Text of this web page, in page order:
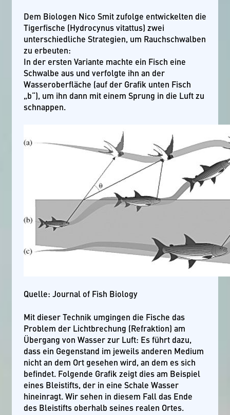
Dem Biologen Nico Smit zufolge entwickelten die
Tigerfische (Hydrocynus vitattus) zwei
unterschiedliche Strategien, um Rauchschwalben
zu erbeuten:
In der ersten Variante machte ein Fisch eine
Schwalbe aus und verfolgte ihn an der
Wasseroberfläche (auf der Grafik unten Fisch
„b“), um ihn dann mit einem Sprung in die Luft zu
schnappen.
Quelle: Journal of Fish Biology
Mit dieser Technik umgingen die Fische das
Problem der Lichtbrechung (Refraktion) am
Übergang von Wasser zur Luft: Es führt dazu,
dass ein Gegenstand im jeweils anderen Medium
nicht an dem Ort gesehen wird, an dem es sich
befindet. Folgende Grafik zeigt dies am Beispiel
eines Bleistifts, der in eine Schale Wasser
hineinragt. Wir sehen in diesem Fall das Ende
des Bleistifts oberhalb seines realen Ortes.